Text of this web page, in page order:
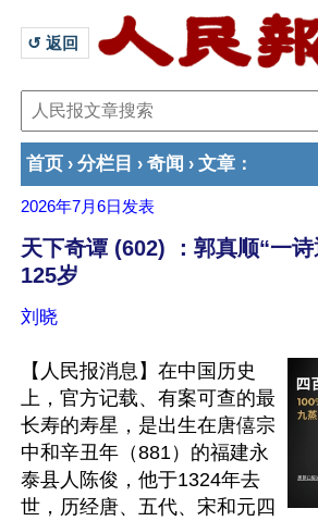
↺ 返回
首页 › 分栏目 › 奇闻 › 文章 ：
2026年7月6日 发表
天下奇谭 (602) ：郭真顺“一诗
125岁
刘晓
【人民报消息】在中国历史
上，官方记载、有案可查的最
长寿的寿星，是出生在唐僖宗
中和辛丑年（881）的福建永
泰县人陈俊，他于1324年去
世，历经唐、五代、宋和元四